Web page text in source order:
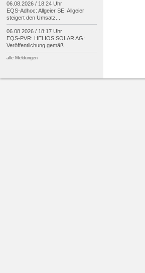
06.08.2026 / 18:24 Uhr
EQS-Adhoc: Allgeier SE: Allgeier
steigert den Umsatz...
06.08.2026 / 18:17 Uhr
EQS-PVR: HELIOS SOLAR AG:
Veröffentlichung gemäß...
alle Meldungen